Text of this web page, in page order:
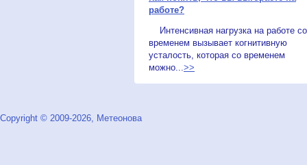
работе?
Интенсивная нагрузка на работе со
временем вызывает когнитивную
усталость, которая со временем
можно...>>
Copyright © 2009-2026, Метеонова